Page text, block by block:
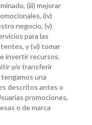
(iii) mejorar
(iv)
negocio, (v)
para las
y (vi) tomar
invertir recursos.
y/o transferir
una
descritos antes o
promociones,
o de marca